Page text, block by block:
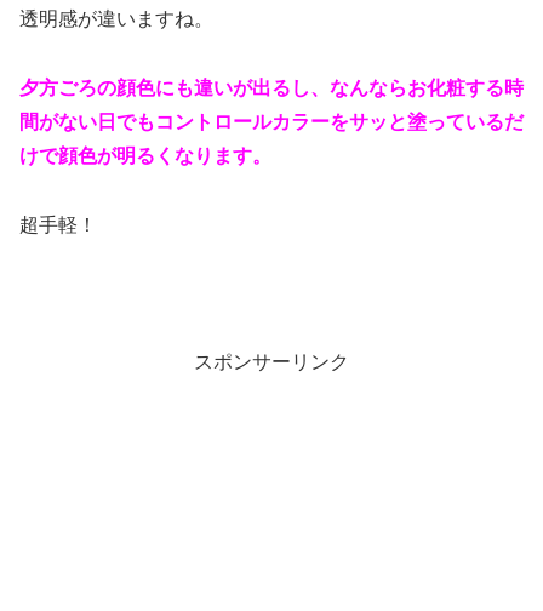
透明感が違いますね。
夕方ごろの顔色にも違いが出るし、なんならお化粧する時
間がない日でもコントロールカラーをサッと塗っているだ
けで顔色が明るくなります。
超手軽！
スポンサーリンク